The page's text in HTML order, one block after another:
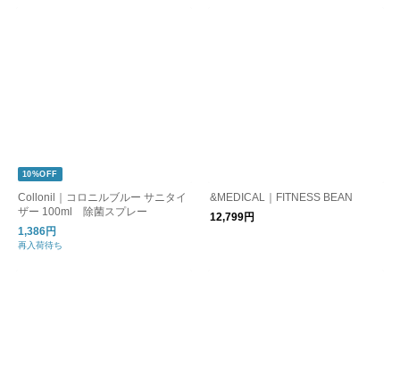
10%OFF
Collonil｜コロニルブルー サニタイ
ザー 100ml 除菌スプレー
1,386円
再入荷待ち
&MEDICAL｜FITNESS BEAN
12,799円